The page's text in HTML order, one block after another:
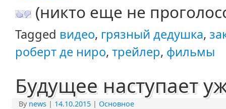
(никто еще не
Tagged видео, грязный дедушка,
роберт де ниро, трейлер, фильмы
Будущее наступает
By news | 14.10.2015 | Основное